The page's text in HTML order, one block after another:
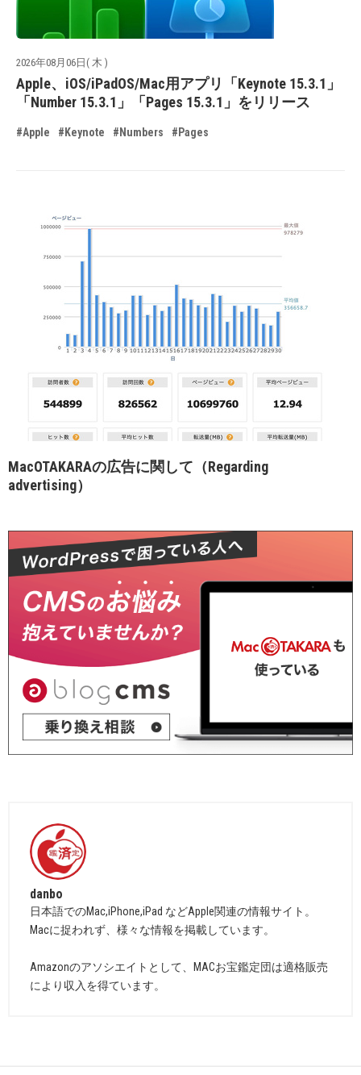
2026年08月06日( 木 )
Apple、iOS/iPadOS/Mac用アプリ「Keynote 15.3.1」
「Number 15.3.1」「Pages 15.3.1」をリリース
#Apple #Keynote #Numbers #Pages
MacOTAKARAの広告に関して（Regarding
advertising）
danbo
日本語でのMac,iPhone,iPad などApple関連の情報サイト。
Macに捉われず、様々な情報を掲載しています。
Amazonのアソシエイトとして、MACお宝鑑定団は適格販売
により収入を得ています。